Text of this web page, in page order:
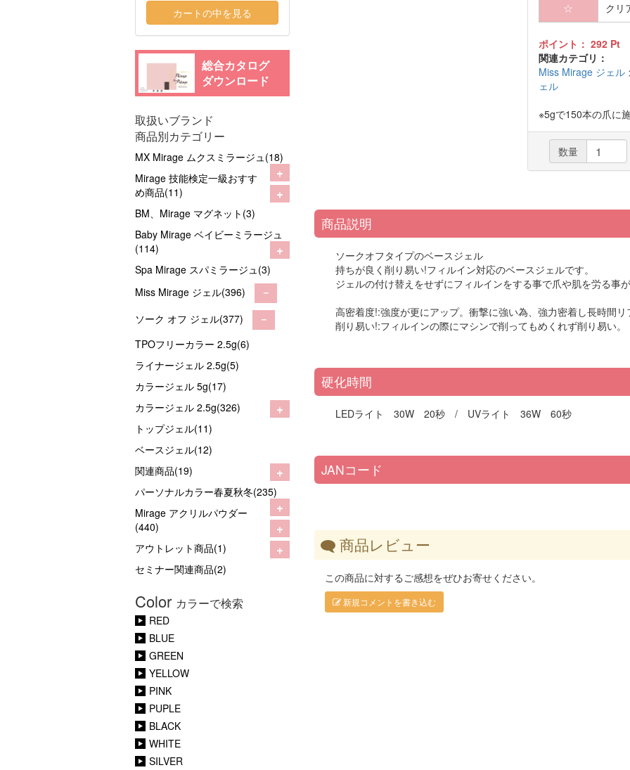
☆ クリ
ポイント： 292Pt
関連カテゴリ：
Miss Mirage ジェル
ェル
※5gで150本の爪に施
数量
商品説明
ソークオフタイプのベースジェル
持ちが良く削り易い!フィルイン対応のベースジェルです。
ジェルの付け替えをせずにフィルインをする事で爪や肌を労る事が
高密着度!:強度が更にアップ。衝撃に強い為、強力密着し長時間リ
削り易い!:フィルインの際にマシンで削ってもめくれず削り易い。
硬化時間
LEDライト 30W 20秒 / UVライト 36W 60秒
JANコード
商品レビュー
この商品に対するご感想をぜひお寄せください。
新規コメントを書き込む
カートの中を見る
総合カタログ
ダウンロード
取扱いブランド
商品別カテゴリー
MX Mirage ムクスミラージュ(18)
+
Mirage 技能検定一級おすす
め商品(11)
+
BM、Mirage マグネット(3)
Baby Mirage ベイビーミラージュ
(114)
+
Spa Mirage スパミラージュ(3)
Miss Mirage ジェル(396)
－
ソーク オフ ジェル(377)
－
TPOフリーカラー 2.5g(6)
ライナージェル 2.5g(5)
カラージェル 5g(17)
カラージェル 2.5g(326)
+
トップジェル(11)
ベースジェル(12)
関連商品(19)
+
パーソナルカラー春夏秋冬(235)
+
Mirage アクリルパウダー
(440)
+
アウトレット商品(1) +
セミナー関連商品(2)
Color カラーで検索
RED
BLUE
GREEN
YELLOW
PINK
PUPLE
BLACK
WHITE
SILVER